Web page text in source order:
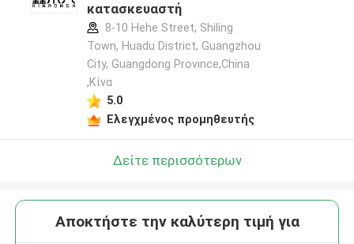
κατασκευαστή
8-10 Hehe Street, Shiling
Town, Huadu District, Guangzhou
City, Guangdong Province,China
,Κίνα
5.0
Ελεγχμένος προμηθευτής
Δείτε περισσότερων
Αποκτήστε την καλύτερη τιμή για